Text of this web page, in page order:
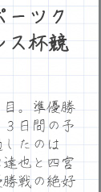
ーツク
ス杯競
。準優勝
日間の予
たのは
也と四宮
戦の絶好